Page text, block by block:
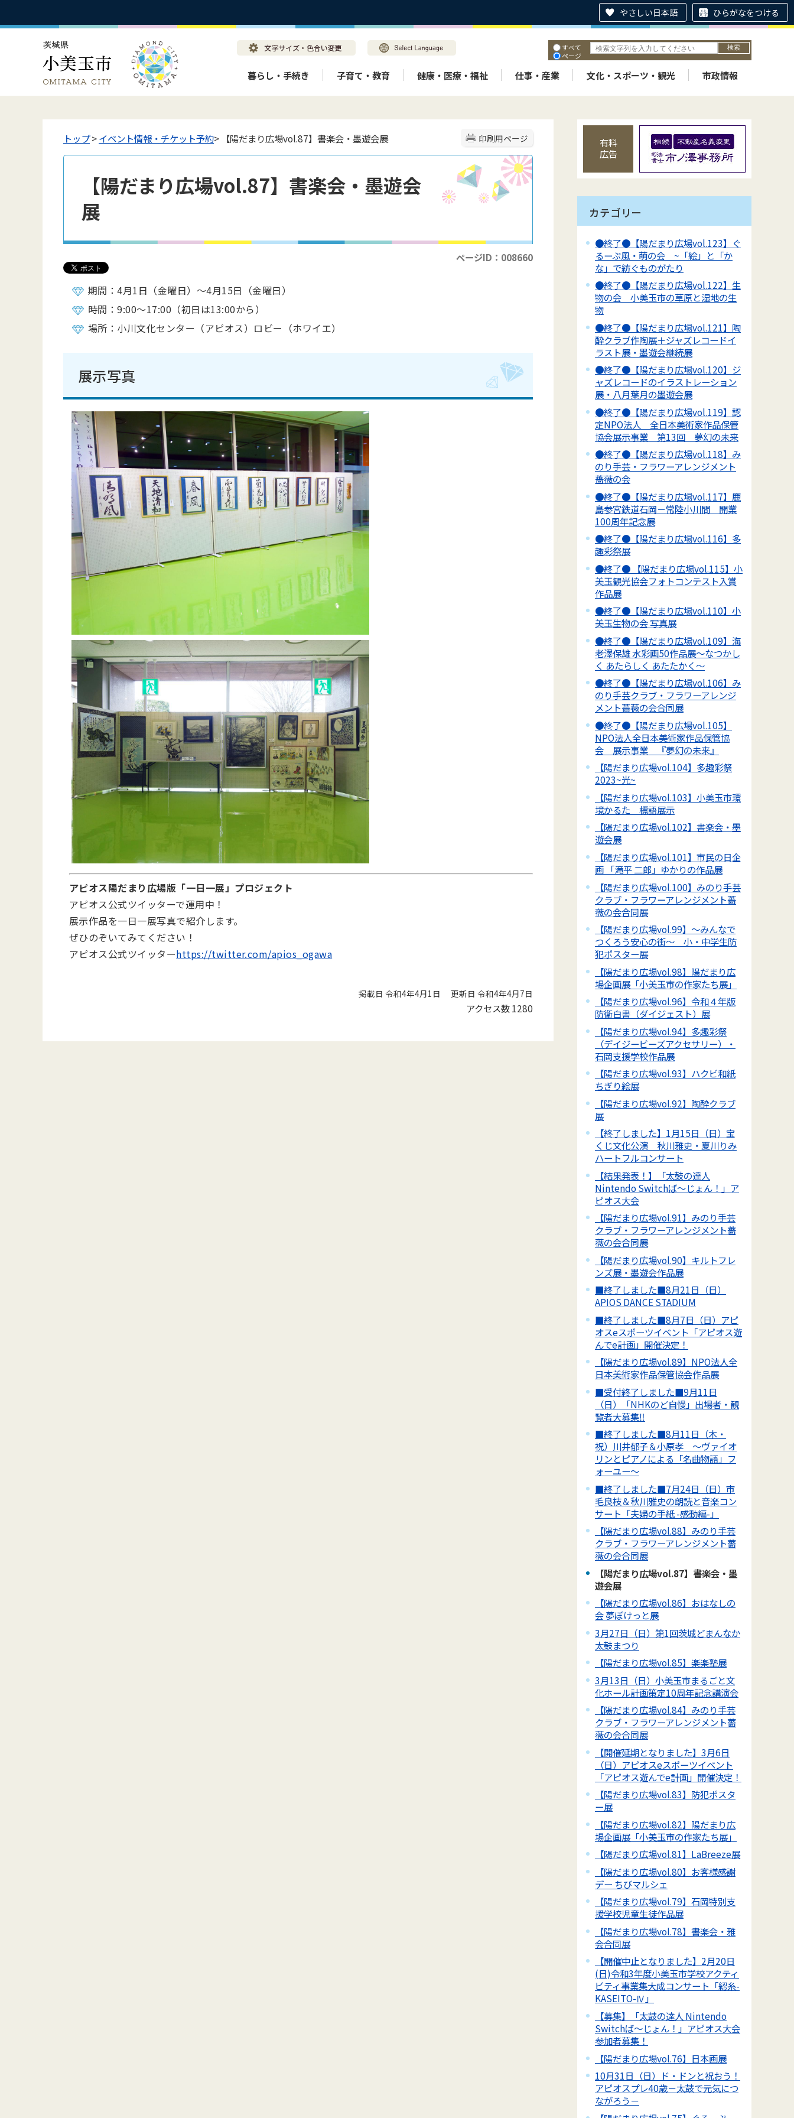
やさしい日本語 ひらがなをつける
すべて
ページ
暮らし・手続き 子育て・教育 健康・医療・福祉 仕事・産業 文化・スポーツ・観光 市政情報
印刷用ページ
トップ>イベント情報・チケット予約> 【陽だまり広場vol.87】書楽会・墨遊会展
【陽だまり広場vol.87】書楽会・墨遊会
展
ページID：008660
期間：4月1日（金曜日）～4月15日（金曜日）
時間：9:00～17:00（初日は13:00から）
場所：小川文化センター（アピオス）ロビー（ホワイエ）
展示写真
アピオス陽だまり広場版「一日一展」プロジェクト
アピオス公式ツイッターで運用中！
展示作品を一日一展写真で紹介します。
ぜひのぞいてみてください！
アピオス公式ツイッターhttps://twitter.com/apios_ogawa
掲載日 令和4年4月1日 更新日 令和4年4月7日
アクセス数1280
有料
広告
カテゴリー
●終了●【陽だまり広場vol.123】ぐ
るーぷ風・萌の会 ~「絵」と「か
な」で紡ぐものがたり
●終了●【陽だまり広場vol.122】生
物の会 小美玉市の草原と湿地の生
物
●終了●【陽だまり広場vol.121】陶
酔クラブ作陶展＋ジャズレコードイ
ラスト展・墨遊会継続展
●終了●【陽だまり広場vol.120】ジ
ャズレコードのイラストレーション
展・八月葉月の墨遊会展
●終了●【陽だまり広場vol.119】認
定NPO法人 全日本美術家作品保管
協会展示事業 第13回 夢幻の未来
●終了●【陽だまり広場vol.118】み
のり手芸・フラワーアレンジメント
薔薇の会
●終了●【陽だまり広場vol.117】鹿
島参宮鉄道石岡－常陸小川間 開業
100周年記念展
●終了●【陽だまり広場vol.116】多
趣彩祭展
●終了● 【陽だまり広場vol.115】小
美玉観光協会フォトコンテスト入賞
作品展
●終了●【陽だまり広場vol.110】小
美玉生物の会 写真展
●終了●【陽だまり広場vol.109】海
老澤保雄 水彩画50作品展～なつかし
く あたらしく あたたかく～
●終了●【陽だまり広場vol.106】み
のり手芸クラブ・フラワーアレンジ
メント薔薇の会合同展
●終了●【陽だまり広場vol.105】
NPO法人全日本美術家作品保管協
会 展示事業 『夢幻の未来』
【陽だまり広場vol.104】多趣彩祭
2023~光~
【陽だまり広場vol.103】小美玉市環
境かるた 標語展示
【陽だまり広場vol.102】書楽会・墨
遊会展
【陽だまり広場vol.101】市民の日企
画 「滝平 二郎」ゆかりの作品展
【陽だまり広場vol.100】みのり手芸
クラブ・フラワーアレンジメント薔
薇の会合同展
【陽だまり広場vol.99】～みんなで
つくろう安心の街～ 小・中学生防
犯ポスター展
【陽だまり広場vol.98】陽だまり広
場企画展「小美玉市の作家たち展」
【陽だまり広場vol.96】令和４年版
防衛白書（ダイジェスト）展
【陽だまり広場vol.94】多趣彩祭
（デイジービーズアクセサリー）・
石岡支援学校作品展
【陽だまり広場vol.93】ハクビ和紙
ちぎり絵展
【陽だまり広場vol.92】陶酔クラブ
展
【終了しました】1月15日（日）宝
くじ文化公演 秋川雅史・夏川りみ
ハートフルコンサート
【結果発表！】「太鼓の達人
Nintendo Switchば～じょん！」ア
ピオス大会
【陽だまり広場vol.91】みのり手芸
クラブ・フラワーアレンジメント薔
薇の会合同展
【陽だまり広場vol.90】キルトフレ
ンズ展・墨遊会作品展
■終了しました■8月21日（日）
APIOS DANCE STADIUM
■終了しました■8月7日（日）アピ
オスeスポーツイベント「アピオス遊
んでe計画」開催決定！
【陽だまり広場vol.89】NPO法人全
日本美術家作品保管協会作品展
■受付終了しました■9月11日
（日）「NHKのど自慢」出場者・観
覧者大募集‼
■終了しました■8月11日（木・
祝）川井郁子＆小原孝 ～ヴァイオ
リンとピアノによる「名曲物語」フ
ォーユー～
■終了しました■7月24日（日）市
毛良枝＆秋川雅史の朗読と音楽コン
サート「夫婦の手紙 -感動編-」
【陽だまり広場vol.88】みのり手芸
クラブ・フラワーアレンジメント薔
薇の会合同展
【陽だまり広場vol.87】書楽会・墨
遊会展
【陽だまり広場vol.86】おはなしの
会 夢ぽけっと展
3月27日（日）第1回茨城どまんなか
太鼓まつり
【陽だまり広場vol.85】楽楽塾展
3月13日（日）小美玉市まるごと文
化ホール計画策定10周年記念講演会
【陽だまり広場vol.84】みのり手芸
クラブ・フラワーアレンジメント薔
薇の会合同展
【開催延期となりました】3月6日
（日）アピオスeスポーツイベント
「アピオス遊んでe計画」開催決定！
【陽だまり広場vol.83】防犯ポスタ
ー展
【陽だまり広場vol.82】陽だまり広
場企画展「小美玉市の作家たち展」
【陽だまり広場vol.81】LaBreeze展
【陽だまり広場vol.80】お客様感謝
デー ちびマルシェ
【陽だまり広場vol.79】石岡特別支
援学校児童生徒作品展
【陽だまり広場vol.78】書楽会・雅
会合同展
【開催中止となりました】2月20日
(日)令和3年度小美玉市学校アクティ
ビティ事業集大成コンサート「綛糸-
KASEITO-Ⅳ」
【募集】「太鼓の達人 Nintendo
Switchば～じょん！」アピオス大会
参加者募集！
【陽だまり広場vol.76】日本画展
10月31日（日）ド・ドンと祝おう！
アピオスプレ40歳－太鼓で元気につ
ながろう－